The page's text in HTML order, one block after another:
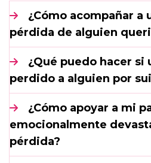
¿Cómo acompañar a
pérdida de alguien
¿Qué puedo hacer si
perdido a alguien por
¿Cómo apoyar a mi
emocionalmente
pérdida?